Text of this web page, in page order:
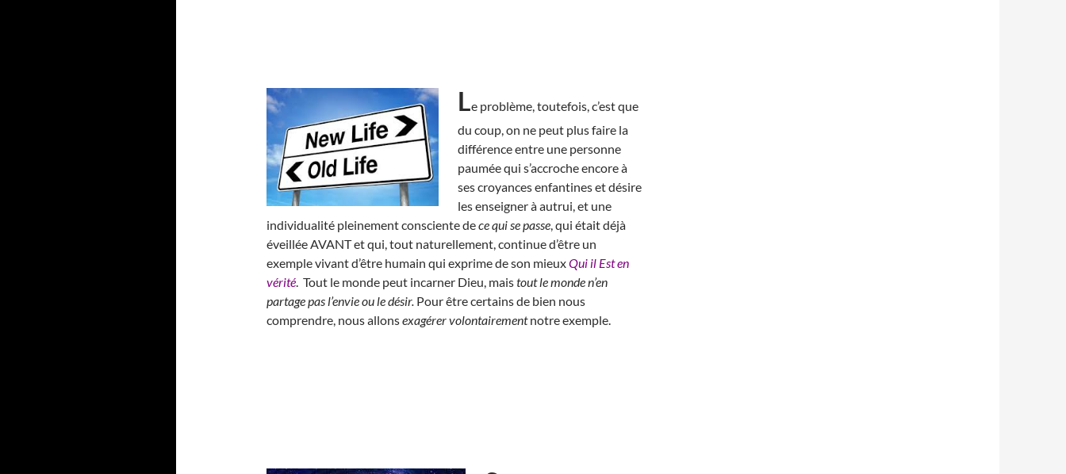
Le problème, toutefois, c’est que
du coup, on ne peut plus faire la
différence entre une personne
paumée qui s’accroche encore à
ses croyances enfantines et désire
les enseigner à autrui, et une
individualité pleinement consciente dece qui se passe, qui était déjà
éveillée AVANT et qui, tout naturellement, continue d’être un
exemple vivant d’être humain qui exprime de son mieuxQui il Est en
vérité. Tout le monde peut incarner Dieu, maistout le monde n’en
partage pas l’envie ou le désir. Pour être certains de bien nous
comprendre, nous allonsexagérer volontairementnotre exemple.